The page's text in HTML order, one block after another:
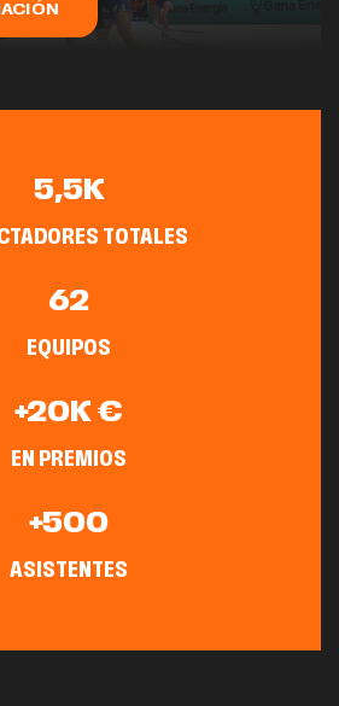
5,5K
TOTALES
62
EQUIPOS
+20K €
EN PREMIOS
+500
ASISTENTES